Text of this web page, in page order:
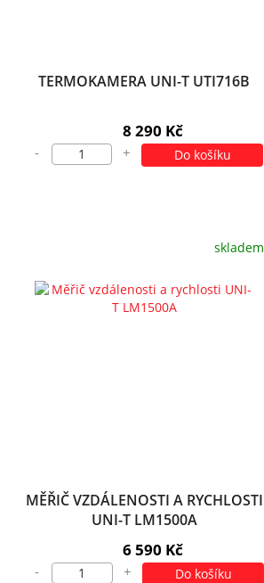
TERMOKAMERA UNI-T UTI716B
8 290 Kč
- + Do košíku
skladem
MĚŘIČ VZDÁLENOSTI A RYCHLOSTI
UNI-T LM1500A
6 590 Kč
- + Do košíku